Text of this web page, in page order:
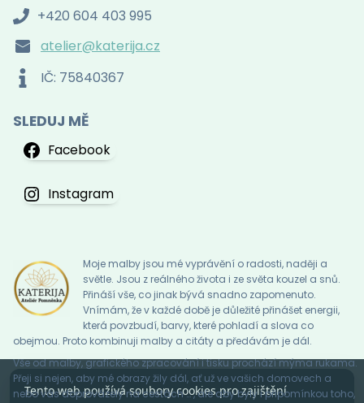
+420 604 403 995
atelier@katerija.cz
IČ: 75840367
SLEDUJ MĚ
Facebook
Instagram
Moje malby jsou mé vyprávění o radosti, naději a
světle. Jsou z reálného života i ze světa kouzel a snů.
Přináší vše, co jinak bývá snadno zapomenuto.
Vnímám, že v každé době je důležité přinášet energii,
která povzbudí, barvy, které pohladí a slova co
obejmou. Proto kombinuji malby a citáty a předávám je dál.
Vše od malby, grafického zpracování i tisku prochází mýma rukama.
Přeji si nejen, aby mé obrazy žily dál, ať už ve vašich domovech a
nebo vás doprovázely na cestách … , ale aby byly i připomínkou toho,
Tento web používá soubory cookies pro zajištění